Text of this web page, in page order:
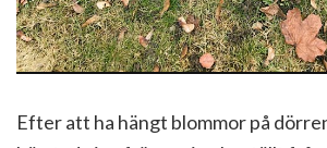
Efter att ha hängt blommor på